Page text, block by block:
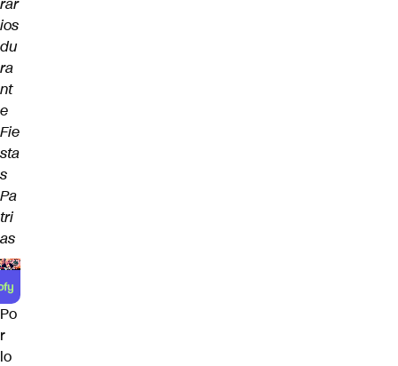
ios
du
ra
nt
e
Fie
sta
s
Pa
tri
as
Po
r
lo